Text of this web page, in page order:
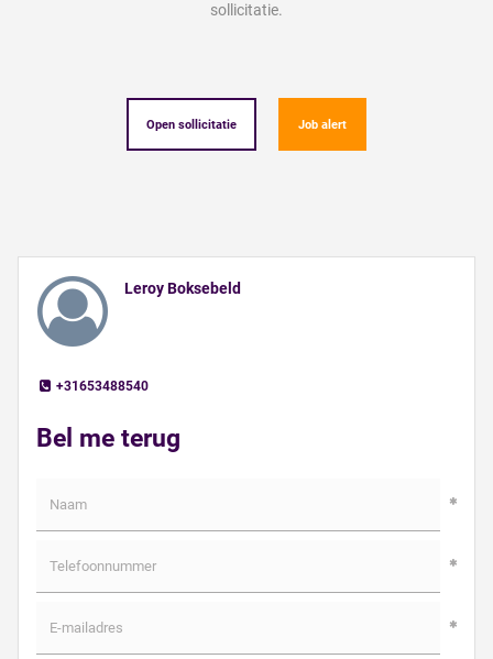
sollicitatie.
Open sollicitatie Job alert
Leroy Boksebeld
+31653488540
Bel me terug